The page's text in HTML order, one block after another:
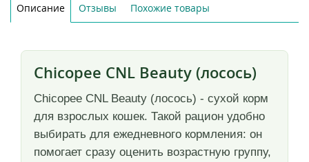
Описание Отзывы Похожие товары
Chicopee CNL Beauty (лосось)
Chicopee CNL Beauty (лосось) - сухой корм
для взрослых кошек. Такой рацион удобно
выбирать для ежедневного кормления: он
помогает сразу оценить возрастную группу,